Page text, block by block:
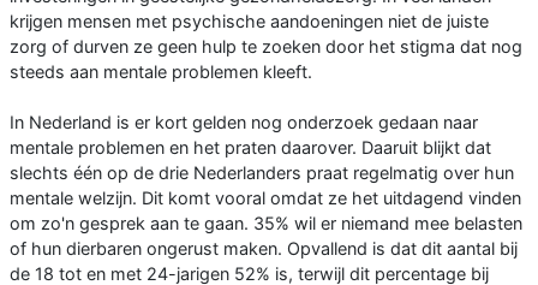
krijgen mensen met psychische aandoeningen niet de juiste
zorg of durven ze geen hulp te zoeken door het stigma dat nog
steeds aan mentale problemen kleeft.
In Nederland is er kort gelden nog onderzoek gedaan naar
mentale problemen en het praten daarover. Daaruit blijkt dat
slechts één op de drie Nederlanders praat regelmatig over hun
mentale welzijn. Dit komt vooral omdat ze het uitdagend vinden
om zo'n gesprek aan te gaan. 35% wil er niemand mee belasten
of hun dierbaren ongerust maken. Opvallend is dat dit aantal bij
de 18 tot en met 24-jarigen 52% is, terwijl dit percentage bij